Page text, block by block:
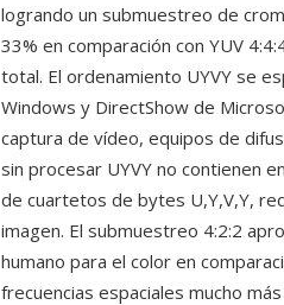
logrando un submuestreo de
33% en comparación con YUV
total. El ordenamiento UYVY se
Windows y DirectShow de
captura de vídeo, equipos de
sin procesar UYVY no contienen
de cuartetos de bytes U,Y,V,Y,
imagen. El submuestreo 4:2:2
humano para el color en
frecuencias espaciales mucho